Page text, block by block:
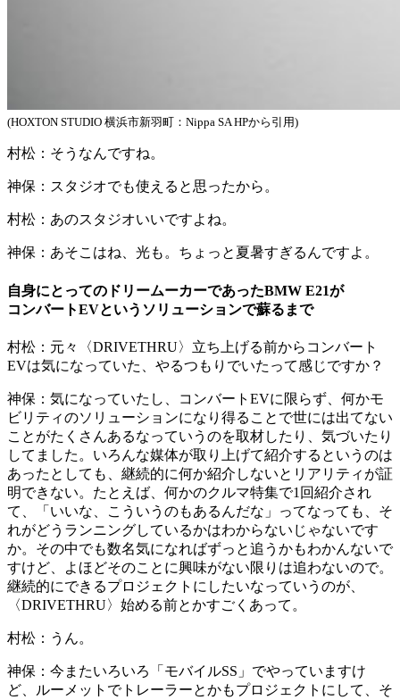
(HOXTON STUDIO 横浜市新羽町：Nippa SA HPから引用)
村松： そうなんですね。
神保： スタジオでも使えると思ったから。
村松： あのスタジオいいですよね。
神保： あそこはね、光も。ちょっと夏暑すぎるんですよ。
自身にとってのドリームーカーであったBMW E21が
コンバートEVというソリューションで蘇るまで
村松： 元々〈DRIVETHRU〉立ち上げる前からコンバート
EVは気になっていた、やるつもりでいたって感じですか？
神保： 気になっていたし、コンバートEVに限らず、何かモ
ビリティのソリューションになり得ることで世には出てない
ことがたくさんあるなっていうのを取材したり、気づいたり
してました。いろんな媒体が取り上げて紹介するというのは
あったとしても、継続的に何か紹介しないとリアリティが証
明できない。たとえば、何かのクルマ特集で1回紹介され
て、「いいな、こういうのもあるんだな」ってなっても、そ
れがどうランニングしているかはわからないじゃないです
か。その中でも数名気になればずっと追うかもわかんないで
すけど、よほどそのことに興味がない限りは追わないので。
継続的にできるプロジェクトにしたいなっていうのが、
〈DRIVETHRU〉始める前とかすごくあって。
村松： うん。
神保： 今またいろいろ「モバイルSS」でやっていますけ
ど、ルーメットでトレーラーとかもプロジェクトにして、そ